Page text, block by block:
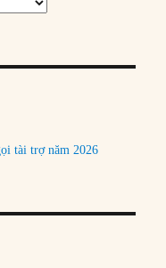
tài trợ năm 2026